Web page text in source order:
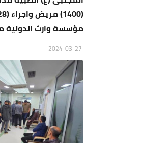
مؤسسة وارث الدولية